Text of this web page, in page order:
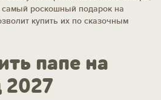
самый роскошный подарок на
купить их по сказочным
папе на
2027